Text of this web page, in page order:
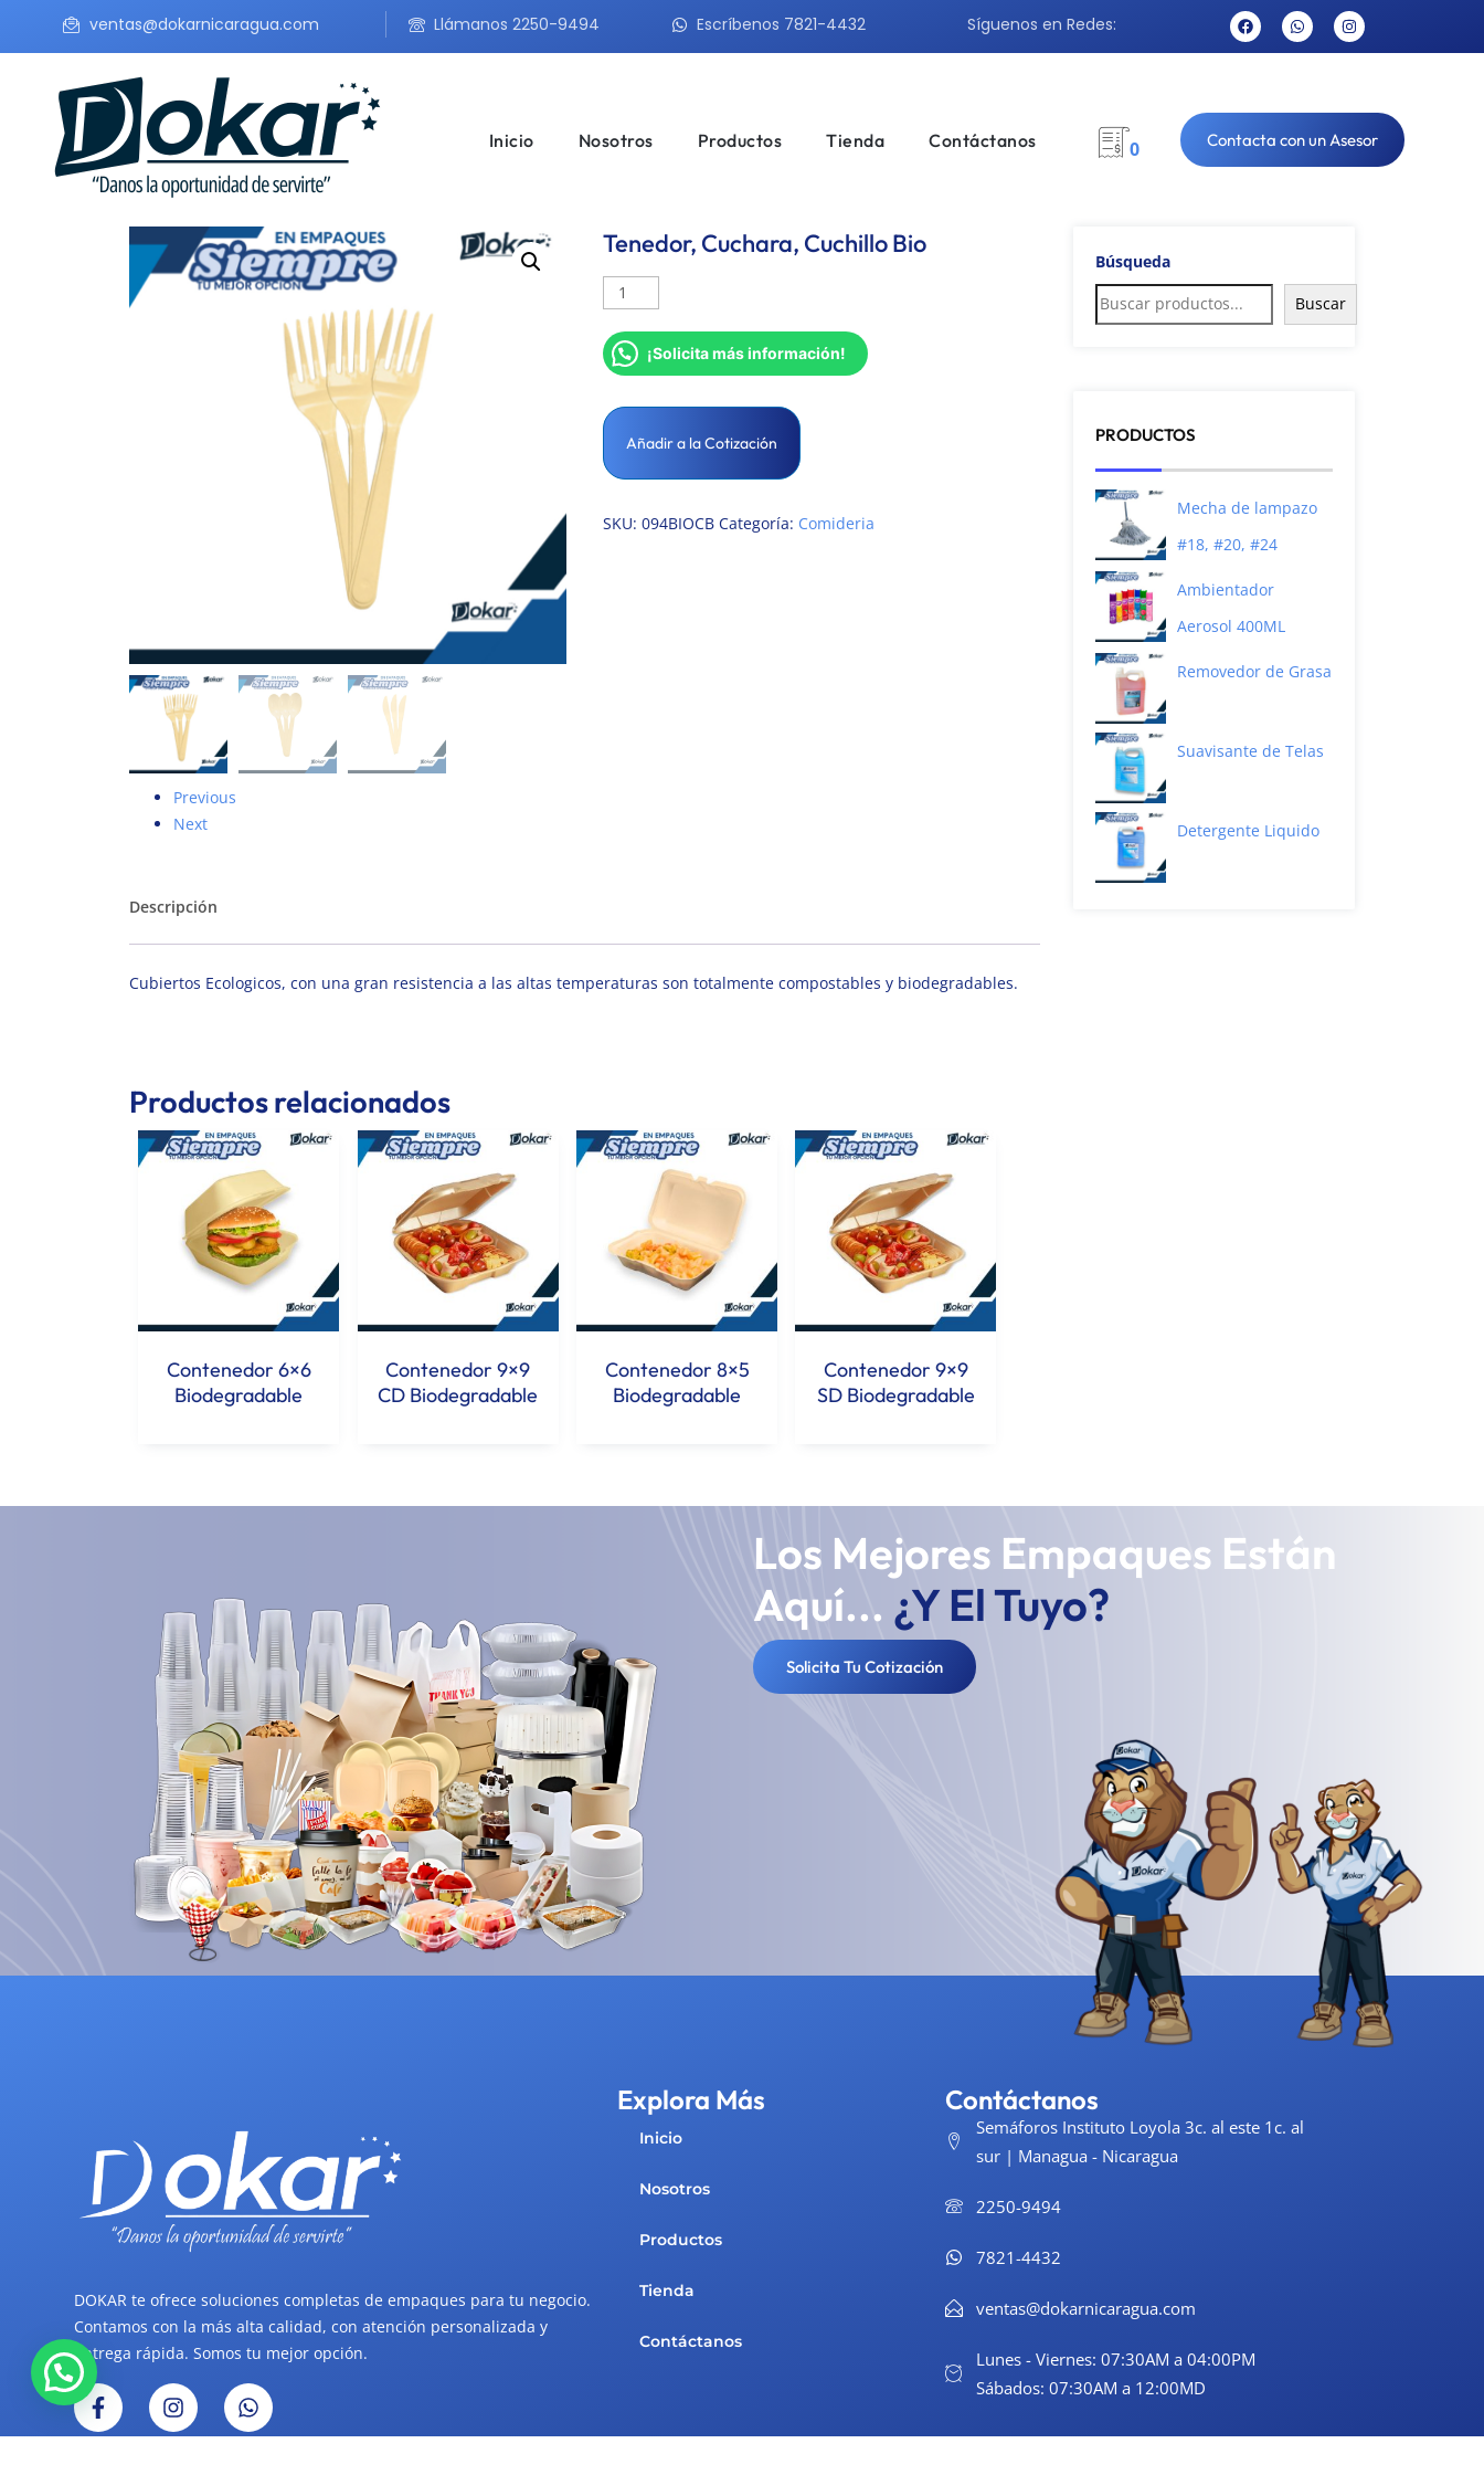
ventas@dokarnicaragua.com Llámanos 2250-9494 Escríbenos 7821-4432 Síguenos en Redes:
Inicio Nosotros Productos Tienda Contáctanos 0 Contacta con un Asesor
Previous
Next
Tenedor, Cuchara, Cuchillo Bio
¡Solicita más información!
Añadir a la Cotización
SKU: 094BIOCB Categoría: Comideria
Descripción
Cubiertos Ecologicos, con una gran resistencia a las altas temperaturas son totalmente compostables y biodegradables.
Productos relacionados
Contenedor 6×6
Biodegradable
Contenedor 9×9
CD Biodegradable
Contenedor 8×5
Biodegradable
Contenedor 9×9
SD Biodegradable
Búsqueda
Buscar
PRODUCTOS
Mecha de lampazo
#18, #20, #24
Ambientador
Aerosol 400ML
Removedor de Grasa
Suavisante de Telas
Detergente Liquido
Los Mejores Empaques Están
Aquí... ¿Y El Tuyo?
Solicita Tu Cotización
DOKAR te ofrece soluciones completas de empaques para tu negocio.
Contamos con la más alta calidad, con atención personalizada y
entrega rápida. Somos tu mejor opción.
Explora Más
Inicio
Nosotros
Productos
Tienda
Contáctanos
Contáctanos
Semáforos Instituto Loyola 3c. al este 1c. al
sur | Managua - Nicaragua
2250-9494
7821-4432
ventas@dokarnicaragua.com
Lunes - Viernes: 07:30AM a 04:00PM
Sábados: 07:30AM a 12:00MD